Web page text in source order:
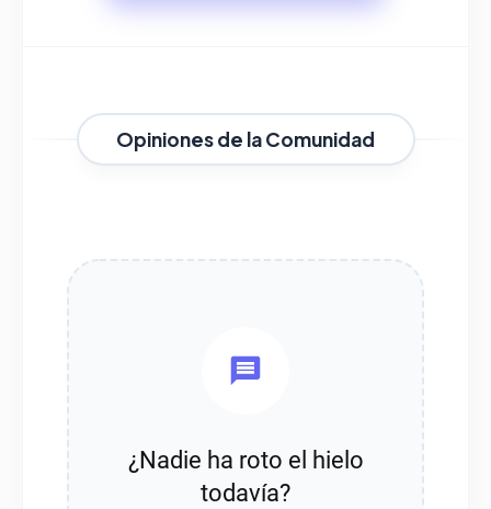
Opiniones de la Comunidad
¿Nadie ha roto el hielo
todavía?